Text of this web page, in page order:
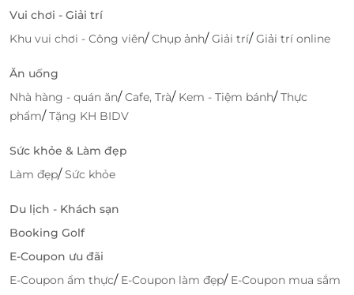
Vui chơi - Giải trí
Khu vui chơi - Công viên/Chụp ảnh/Giải trí/Giải trí online
Ăn uống
Nhà hàng - quán ăn/Cafe, Trà/ Kem - Tiệm bánh/Thực
phẩm/Tặng KH BIDV
Sức khỏe & Làm đẹp
Làm đẹp/Sức khỏe
Du lịch - Khách sạn
Booking Golf
E-Coupon ưu đãi
E-Coupon ẩm thực/ E-Coupon làm đẹp/ E-Coupon mua sắm